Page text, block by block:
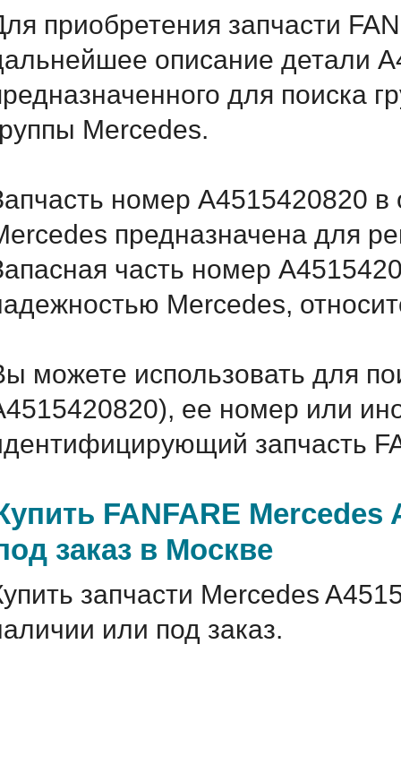
приобретения запчасти
описание детали
для поиска
Mercedes.
номер A4515420820 в
предназначена для
часть номер
Mercedes,
можете использовать для
ее номер или
запчасть
FANFARE Mercedes
заказ в Москве
запчасти Mercedes
или под заказ.